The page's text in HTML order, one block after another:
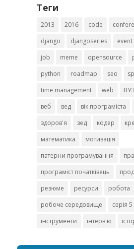
Теги
2013 2016 code
django
djangoseries event
job
meme opensource
python
roadmap seo
time management
web ВУЗ
веб
вед вік програміста
здоров'я
зед кодер
математика
мотивація
патерни програмування
програміст початківець
резюме
ресурси
робота
робоче середовище
серія 5
інструменти
інтерв'ю